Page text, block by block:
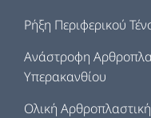
Ρήξη Περιφερικού
Ανάστροφη
Υπερακανθίου
Ολική